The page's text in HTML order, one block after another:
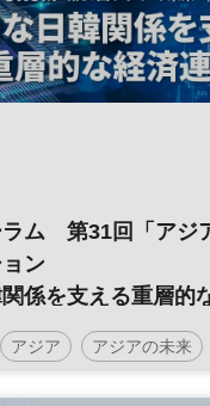
ラム 第31回「アジ
ョン
係を支える重層的
アジア アジアの未来